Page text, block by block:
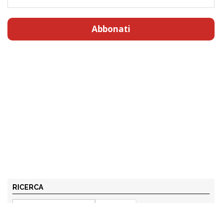
Abbonati
RICERCA